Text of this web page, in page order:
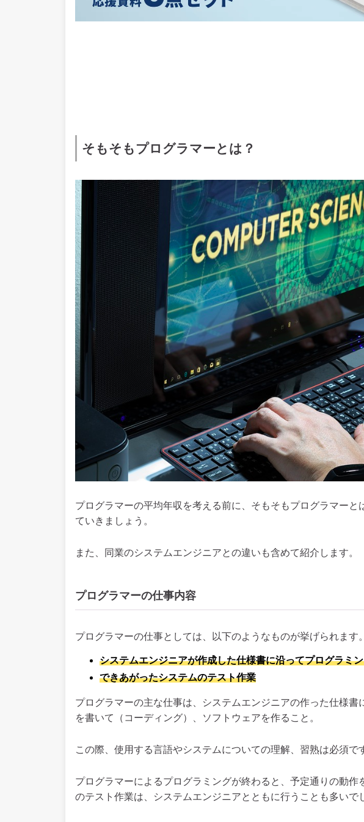
そもそもプログラマーとは？
プログラマーの平均年収を考える前に、そもそもプログラマーと
ていきましょう。
また、同業のシステムエンジニアとの違いも含めて紹介します。
プログラマーの仕事内容
プログラマーの仕事としては、以下のようなものが挙げられます。
システムエンジニアが作成した仕様書に沿ってプログラミ
できあがったシステムのテスト作業
プログラマーの主な仕事は、システムエンジニアの作った仕様書
を書いて（コーディング）、ソフトウェアを作ること。
この際、使用する言語やシステムについての理解、習熟は必須で
プログラマーによるプログラミングが終わると、予定通りの動作
のテスト作業は、システムエンジニアとともに行うことも多いで